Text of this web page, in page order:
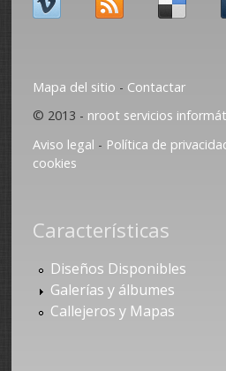
Mapa del sitio - Contactar
© 2013 - nroot servicios
Aviso legal - Política de
cookies
Características
Diseños Disponibles
Galerías y álbumes
Callejeros y Mapas